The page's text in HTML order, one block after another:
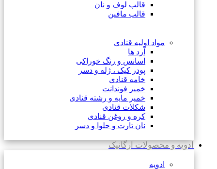
قالب لوف و نان
قالب مافین
مواد اولیه قنادی
آرد ها
اسانس و رنگ خوراکی
پودر کیک ، ژله و دسر
خامه قنادی
خمیر فوندانت
خمیر مایه و رشته قنادی
شکلات قنادی
کره و روغن قنادی
نان تارت و حلوا و دسر
ادویه و محصولات ارگانیک
ادویه